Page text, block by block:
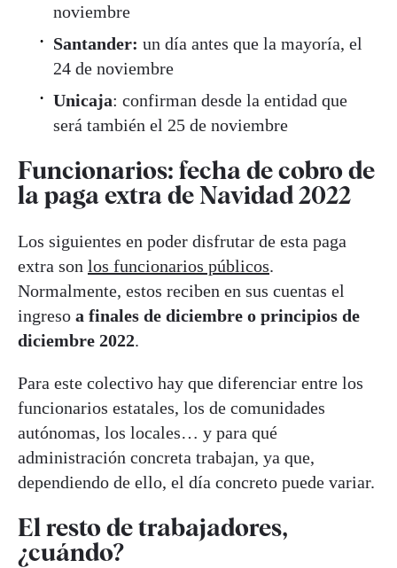
noviembre
Santander: un día antes que la mayoría, el
24 de noviembre
Unicaja: confirman desde la entidad que
será también el 25 de noviembre
Funcionarios: fecha de cobro de
la paga extra de Navidad 2022
Los siguientes en poder disfrutar de esta paga
extra son los funcionarios públicos.
Normalmente, estos reciben en sus cuentas el
ingreso a finales de diciembre o principios de
diciembre 2022.
Para este colectivo hay que diferenciar entre los
funcionarios estatales, los de comunidades
autónomas, los locales… y para qué
administración concreta trabajan, ya que,
dependiendo de ello, el día concreto puede variar.
El resto de trabajadores,
¿cuándo?